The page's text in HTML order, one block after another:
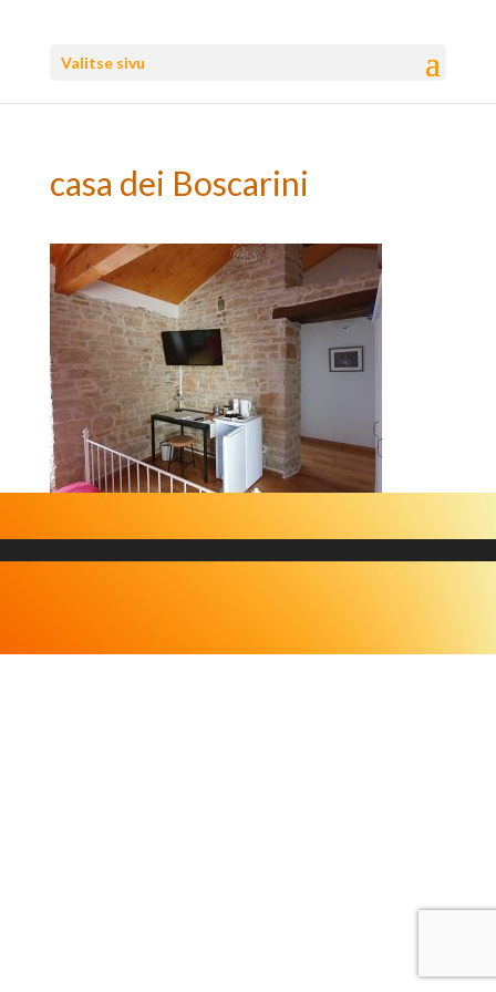
Valitse sivu
casa dei Boscarini